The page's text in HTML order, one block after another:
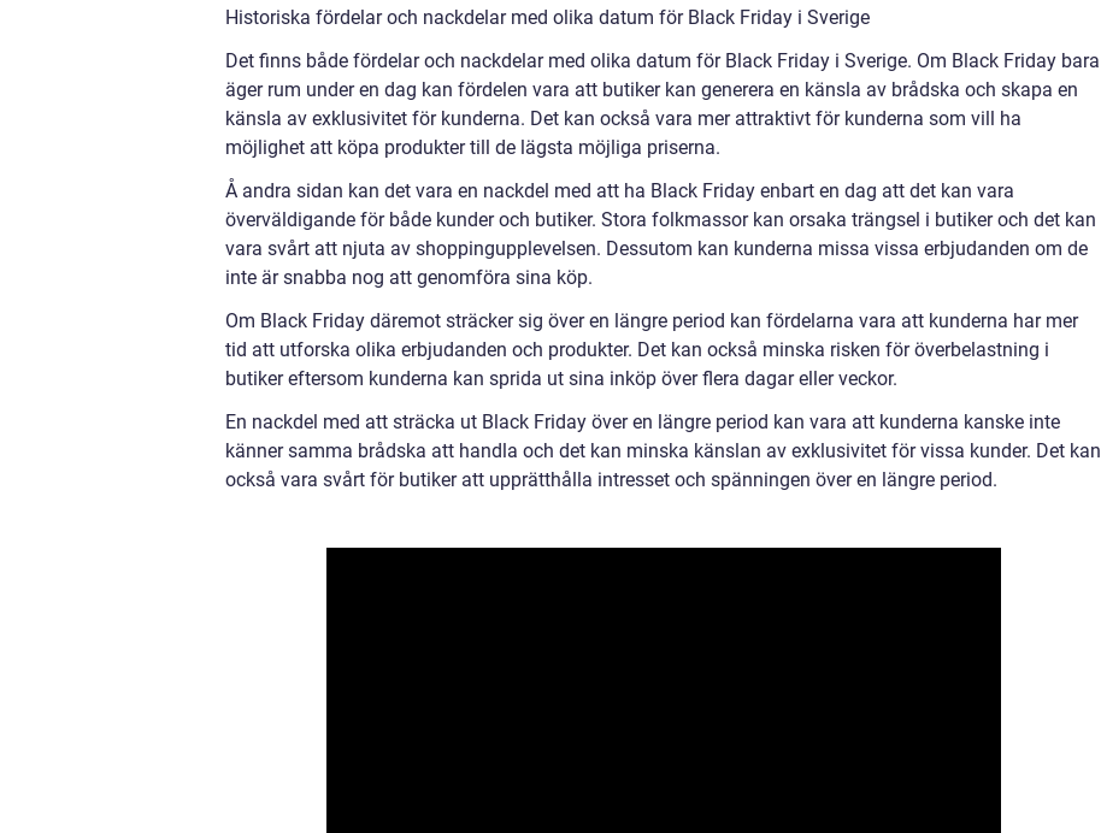
Historiska fördelar och nackdelar med olika datum för Black Friday i Sverige
Det finns både fördelar och nackdelar med olika datum för Black Friday i Sverige. Om Black Friday bara
äger rum under en dag kan fördelen vara att butiker kan generera en känsla av brådska och skapa en
känsla av exklusivitet för kunderna. Det kan också vara mer attraktivt för kunderna som vill ha
möjlighet att köpa produkter till de lägsta möjliga priserna.
Å andra sidan kan det vara en nackdel med att ha Black Friday enbart en dag att det kan vara
överväldigande för både kunder och butiker. Stora folkmassor kan orsaka trängsel i butiker och det kan
vara svårt att njuta av shoppingupplevelsen. Dessutom kan kunderna missa vissa erbjudanden om de
inte är snabba nog att genomföra sina köp.
Om Black Friday däremot sträcker sig över en längre period kan fördelarna vara att kunderna har mer
tid att utforska olika erbjudanden och produkter. Det kan också minska risken för överbelastning i
butiker eftersom kunderna kan sprida ut sina inköp över flera dagar eller veckor.
En nackdel med att sträcka ut Black Friday över en längre period kan vara att kunderna kanske inte
känner samma brådska att handla och det kan minska känslan av exklusivitet för vissa kunder. Det kan
också vara svårt för butiker att upprätthålla intresset och spänningen över en längre period.